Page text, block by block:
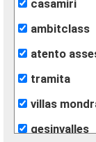
casamiri
ambitclass
atento
tramita
villas
gesinvalles